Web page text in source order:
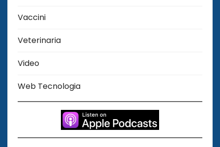
Vaccini
Veterinaria
Video
Web Tecnologia